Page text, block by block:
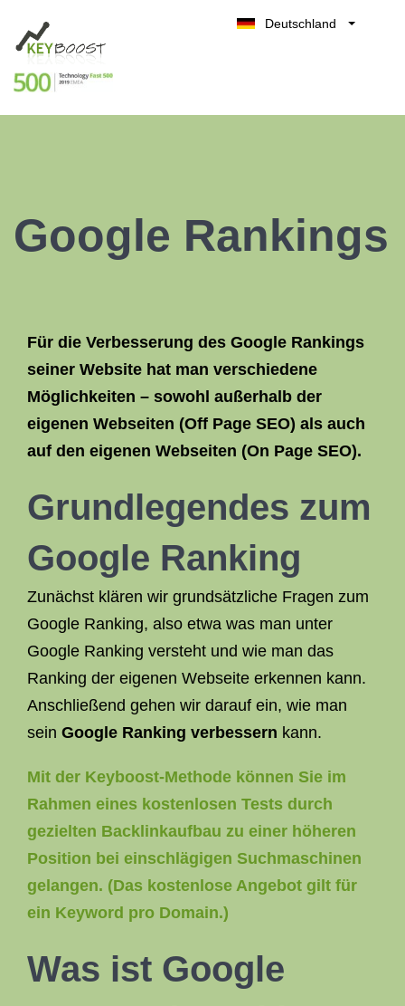
Deutschland
Italia
Google Rankings
Für die Verbesserung des Google Rankings
seiner Website hat man verschiedene
Möglichkeiten – sowohl außerhalb der
eigenen Webseiten (Off Page SEO) als auch
auf den eigenen Webseiten (On Page SEO).
Grundlegendes zum
Google Ranking
Zunächst klären wir grundsätzliche Fragen zum
Google Ranking, also etwa was man unter
Google Ranking versteht und wie man das
Ranking der eigenen Webseite erkennen kann.
Anschließend gehen wir darauf ein, wie man
sein Google Ranking verbessern kann.
Mit der Keyboost-Methode können Sie im
Rahmen eines kostenlosen Tests durch
gezielten Backlinkaufbau zu einer höheren
Position bei einschlägigen Suchmaschinen
gelangen. (Das kostenlose Angebot gilt für
ein Keyword pro Domain.)
Was ist Google